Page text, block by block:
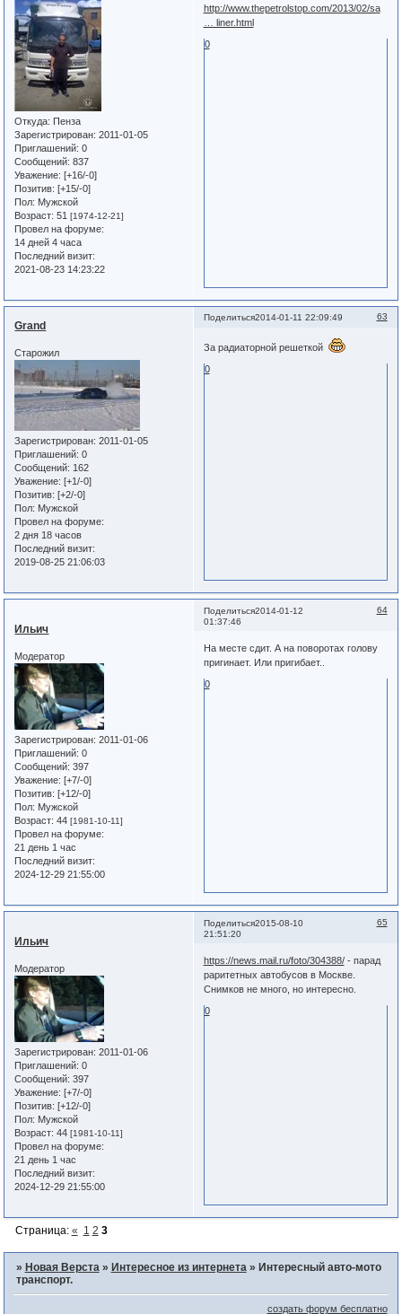
Откуда: Пенза
Зарегистрирован: 2011-01-05
Приглашений: 0
Сообщений: 837
Уважение: [+16/-0]
Позитив: [+15/-0]
Пол: Мужской
Возраст: 51[1974-12-21]
Провел на форуме:
14 дней 4 часа
Последний визит:
2021-08-23 14:23:22
http://www.thepetrolstop.com/2013/02/sa
… liner.html
0
Поделиться 63
2014-01-11 22:09:49
Grand
Старожил
Зарегистрирован: 2011-01-05
Приглашений: 0
Сообщений: 162
Уважение: [+1/-0]
Позитив: [+2/-0]
Пол: Мужской
Провел на форуме:
2 дня 18 часов
Последний визит:
2019-08-25 21:06:03
За радиаторной решеткой
0
Поделиться 64
2014-01-12
01:37:46
Ильич
Модератор
Зарегистрирован: 2011-01-06
Приглашений: 0
Сообщений: 397
Уважение: [+7/-0]
Позитив: [+12/-0]
Пол: Мужской
Возраст: 44[1981-10-11]
Провел на форуме:
21 день 1 час
Последний визит:
2024-12-29 21:55:00
На месте сдит. А на поворотах голову
пригинает. Или пригибает..
0
Поделиться 65
2015-08-10
21:51:20
Ильич
Модератор
Зарегистрирован: 2011-01-06
Приглашений: 0
Сообщений: 397
Уважение: [+7/-0]
Позитив: [+12/-0]
Пол: Мужской
Возраст: 44[1981-10-11]
Провел на форуме:
21 день 1 час
Последний визит:
2024-12-29 21:55:00
https://news.mail.ru/foto/304388/- парад
раритетных автобусов в Москве.
Снимков не много, но интересно.
0
Страница: « 1 2 3
» Новая Верста » Интересное из интернета » Интересный авто-мото
транспорт.
создать форум бесплатно